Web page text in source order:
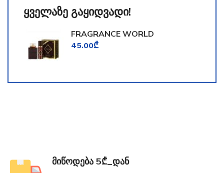
ყველაზე გაყიდვადი!
FRAGRANCE WORLD
TOOMFORD
45.00₾
მიწოდება 5₾_დან